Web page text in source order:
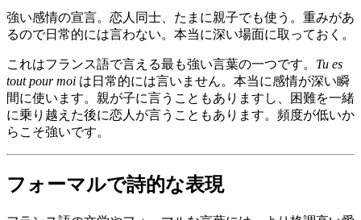
強い感情の宣言。恋人同士、たまに親子でも使う。重みがあ
るので日常的には言わない。本当に深い場面に取っておく。
これはフランス語で言える最も強い言葉の一つです。 Tu es
tout pour moi は日常的には言いません。本当に感情が深い瞬
間に使います。親が子に言うこともありますし、困難を一緒
に乗り越えた後に恋人が言うこともあります。頻度が低いか
らこそ強いです。
フォーマルで詩的な表現